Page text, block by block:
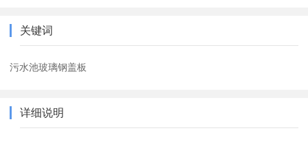
关键词
污水池玻璃钢盖板
详细说明